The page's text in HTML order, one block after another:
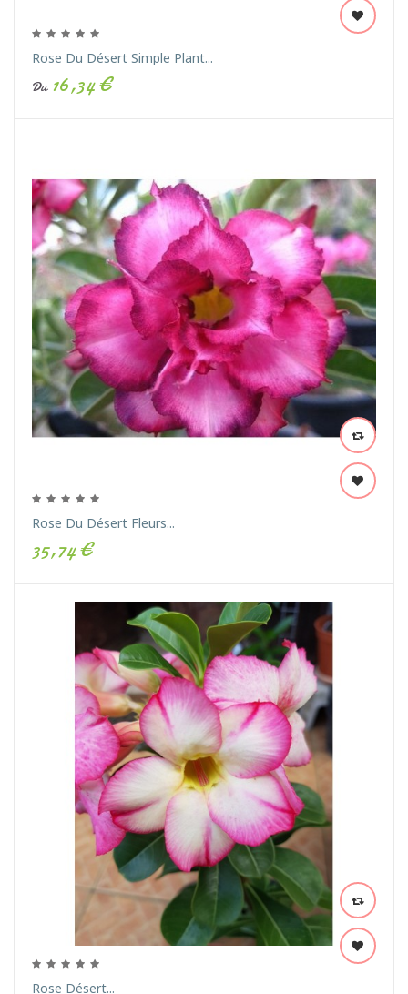
Rose Du Désert Simple Plant...
Du 16,34 €
Rose Du Désert Fleurs...
35,74 €
Rose Désert...